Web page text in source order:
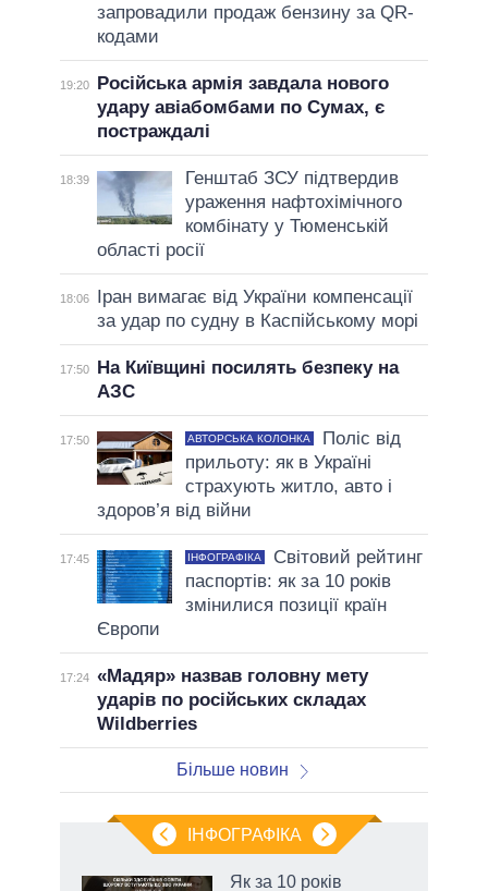
запровадили продаж бензину за QR-
кодами
19:20
Російська армія завдала нового
удару авіабомбами по Сумах, є
постраждалі
18:39
Генштаб ЗСУ підтвердив
ураження нафтохімічного
комбінату у Тюменській
області росії
18:06
Іран вимагає від України компенсації
за удар по судну в Каспійському морі
17:50
На Київщині посилять безпеку на
АЗС
17:50 АВТОРСЬКА КОЛОНКА
Поліс від
прильоту: як в Україні
страхують житло, авто і
здоров’я від війни
17:45 ІНФОГРАФІКА
Світовий рейтинг
паспортів: як за 10 років
змінилися позиції країн
Європи
17:24 «Мадяр» назвав головну мету
ударів по російських складах
Wildberries
Більше новин
ІНФОГРАФІКА
Як за 10 років